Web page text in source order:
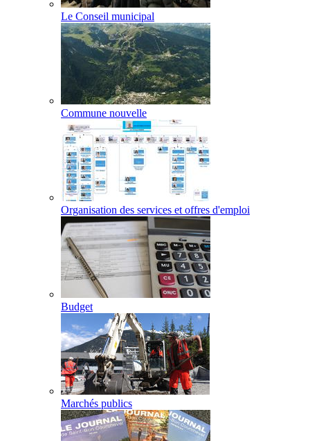
Le Conseil municipal
Commune nouvelle
Organisation des services et offres d'emploi
Budget
Marchés publics